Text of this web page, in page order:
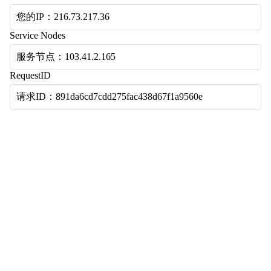
您的IP：216.73.217.36
Service Nodes
服务节点：103.41.2.165
RequestID
请求ID：891da6cd7cdd275fac438d67f1a9560e